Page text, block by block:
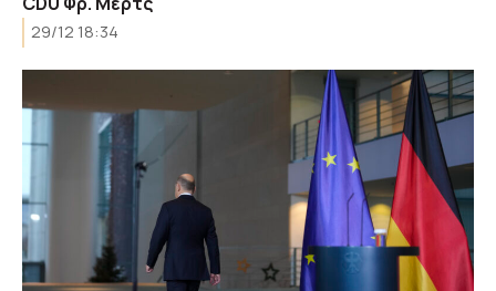
29/12 18:34